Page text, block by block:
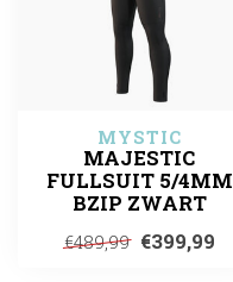
MYSTIC
MAJESTIC
FULLSUIT 5/4MM
BZIP ZWART
€489,99 €399,99